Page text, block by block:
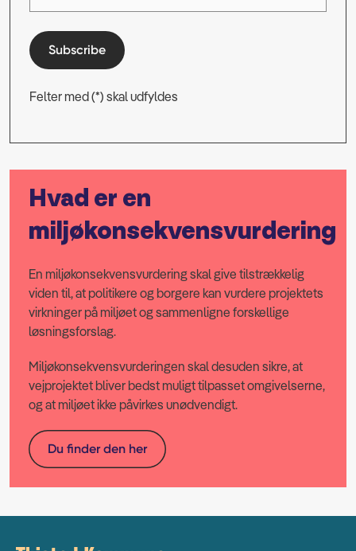
Subscribe
Felter med (*) skal udfyldes
Hvad er en
miljøkonsekvensvurdering
En miljøkonsekvensvurdering skal give tilstrækkelig
viden til, at politikere og borgere kan vurdere projektets
virkninger på miljøet og sammenligne forskellige
løsningsforslag.
Miljøkonsekvensvurderingen skal desuden sikre, at
vejprojektet bliver bedst muligt tilpasset omgivelserne,
og at miljøet ikke påvirkes unødvendigt.
Du finder den her